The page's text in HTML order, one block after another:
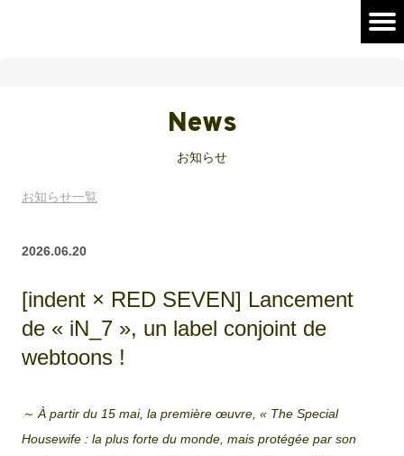
News
お知らせ
お知らせ一覧
2026.06.20
[indent × RED SEVEN] Lancement
de « iN_7 », un label conjoint de
webtoons !
～ À partir du 15 mai, la première œuvre, « The Special
Housewife : la plus forte du monde, mais protégée par son